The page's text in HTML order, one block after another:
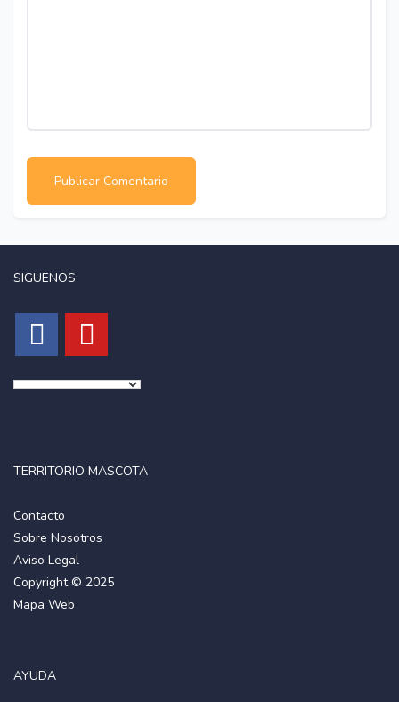
SIGUENOS
TERRITORIO MASCOTA
Contacto
Sobre Nosotros
Aviso Legal
Copyright © 2025
Mapa Web
AYUDA